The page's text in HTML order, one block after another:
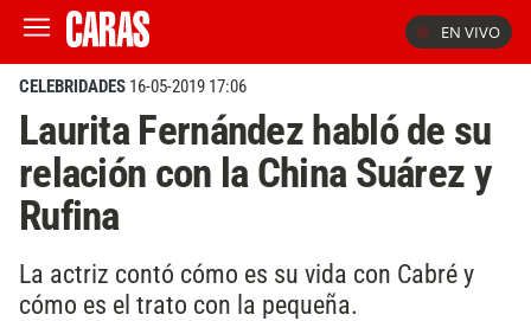
EN VIVO
CELEBRIDADES 16-05-2019 17:06
Laurita Fernández habló de su
relación con la China Suárez y
Rufina
La actriz contó cómo es su vida con Cabré y
cómo es el trato con la pequeña.